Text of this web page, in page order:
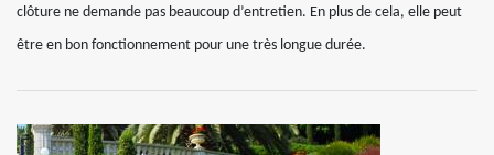
clôture ne demande pas beaucoup d’entretien. En plus de cela, elle peut
être en bon fonctionnement pour une très longue durée.